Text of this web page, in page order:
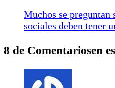
Muchos se preguntan
sociales deben tener
8 de Comentariosen